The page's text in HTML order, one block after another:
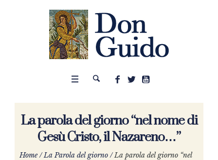
La parola del giorno “nel nome di
Gesù Cristo, il Nazareno…”
Home /La Parola del giorno /La parola del giorno “nel